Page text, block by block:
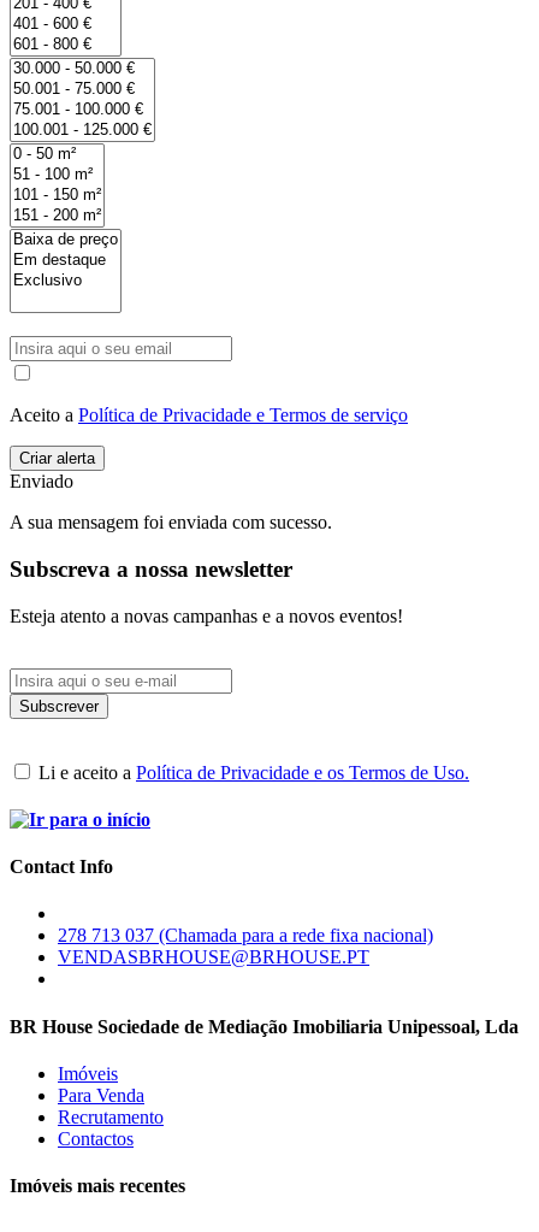
Aceito a Política de Privacidade e Termos de serviço
Enviado
A sua mensagem foi enviada com sucesso.
Subscreva a nossa newsletter
Esteja atento a novas campanhas e a novos eventos!
Li e aceito a Política de Privacidade e os Termos de Uso.
Contact Info
278 713 037 (Chamada para a rede fixa nacional)
VENDASBRHOUSE@BRHOUSE.PT
BR House Sociedade de Mediação Imobiliaria Unipessoal, Lda
Imóveis
Para Venda
Recrutamento
Contactos
Imóveis mais recentes